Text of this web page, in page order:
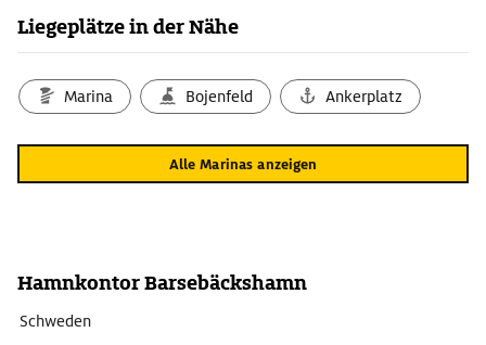
Liegeplätze in der Nähe
Marina Bojenfeld Ankerplatz
Alle Marinas anzeigen
Hamnkontor Barsebäckshamn
Schweden